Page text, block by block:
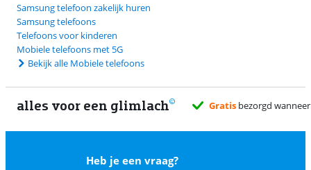
Samsung telefoon zakelijk huren
Samsung telefoons
Telefoons voor kinderen
Mobiele telefoons met 5G
Bekijk alle Mobiele telefoons
alles voor een glimlach
Heb je een vraag?